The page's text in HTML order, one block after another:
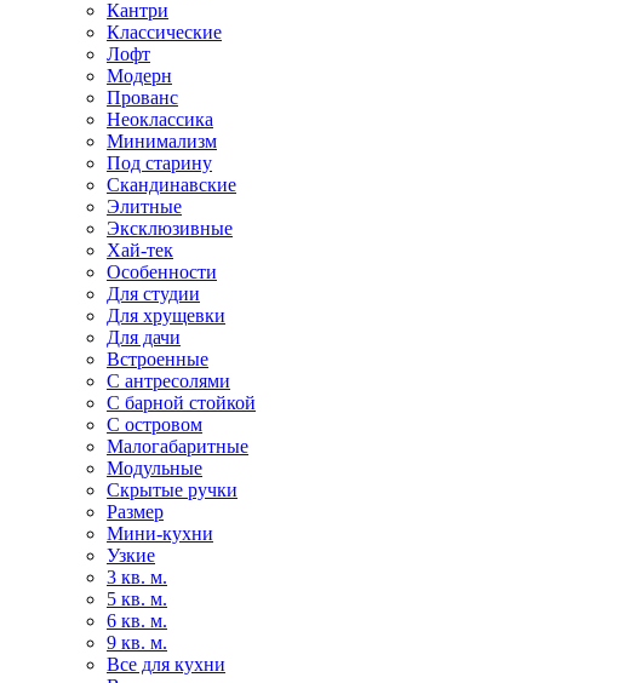
Кантри
Классические
Лофт
Модерн
Прованс
Неоклассика
Минимализм
Под старину
Скандинавские
Элитные
Эксклюзивные
Хай-тек
Особенности
Для студии
Для хрущевки
Для дачи
Встроенные
С антресолями
С барной стойкой
С островом
Малогабаритные
Модульные
Скрытые ручки
Размер
Мини-кухни
Узкие
3 кв. м.
5 кв. м.
6 кв. м.
9 кв. м.
Все для кухни